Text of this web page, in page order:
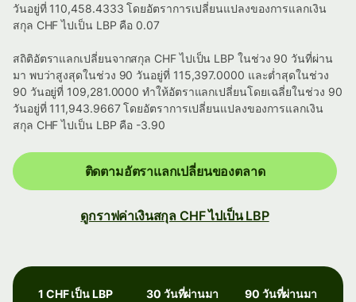
วันอยู่ที่ 110,458.4333 โดยอัตราการเปลี่ยนแปลงของการแลกเงิน
สกุล CHF ไปเป็น LBP คือ 0.07
สถิติอัตราแลกเปลี่ยนจากสกุล CHF ไปเป็น LBP ในช่วง 90 วันที่ผ่าน
มา พบว่าสูงสุดในช่วง 90 วันอยู่ที่ 115,397.0000 และต่ำสุดในช่วง
90 วันอยู่ที่ 109,281.0000 ทำให้อัตราแลกเปลี่ยนโดยเฉลี่ยในช่วง 90
วันอยู่ที่ 111,943.9667 โดยอัตราการเปลี่ยนแปลงของการแลกเงิน
สกุล CHF ไปเป็น LBP คือ -3.90
ติดตามอัตราแลกเปลี่ยนของตลาด
ดูกราฟค่าเงินสกุล CHF ไปเป็น LBP
1 CHF เป็น LBP 30 วันที่ผ่านมา 90 วันที่ผ่านมา